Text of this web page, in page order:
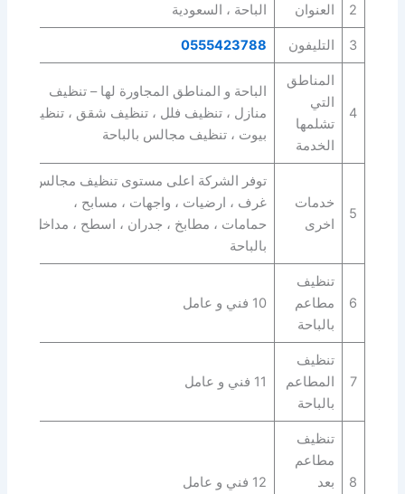
2 العنوان الباحة ، السعودية
3 التليفون 0555423788
4
المناطق
التي
تشلمها
الخدمة
الباحة و المناطق المجاورة لها – تنظيف
منازل ، تنظيف فلل ، تنظيف شقق ، تنظيف
بيوت ، تنظيف مجالس بالباحة
5
خدمات
اخرى
توفر الشركة اعلى مستوى تنظيف مجالس ،
غرف ، ارضيات ، واجهات ، مسابح ،
حمامات ، مطابخ ، جدران ، اسطح ، مداخل
بالباحة
6
تنظيف
مطاعم
بالباحة
10 فني و عامل
7
تنظيف
المطاعم
بالباحة
11 فني و عامل
8
تنظيف
مطاعم
بعد
12 فني و عامل